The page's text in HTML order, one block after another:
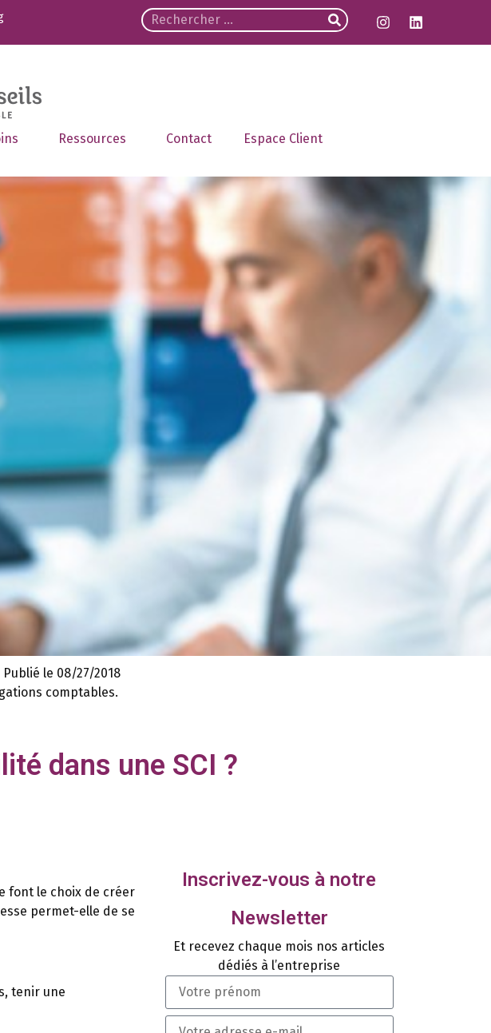
Ressources Contact Espace Client
Publié le 08/27/2018
comptables.
dans une SCI ?
font le choix de créer
permet-elle de se
tenir une
Inscrivez-vous à notre
Newsletter
Et recevez chaque mois nos articles
dédiés à l’entreprise